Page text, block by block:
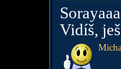
Vidíš,